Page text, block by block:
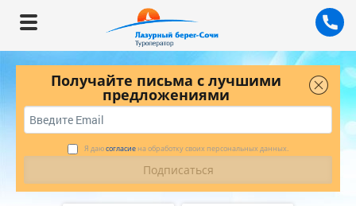
Получайте письма с лучшими
предложениями
Я даюсогласие на обработку своих персональных данных.